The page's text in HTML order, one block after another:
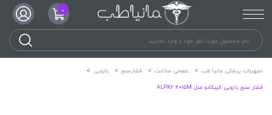
0
تجهیزات پزشکی مانیا طب عمومی سلامت فشارسنج
بازویی
فشار سنج بازویی الپیکادو مدل ALPK2 2015M